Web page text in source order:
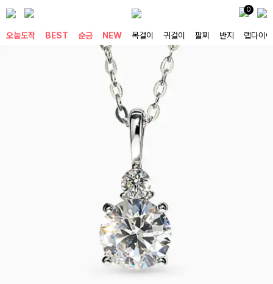
0
오늘도착 BEST 순금 NEW 목걸이 귀걸이 팔찌 반지 랩다이아